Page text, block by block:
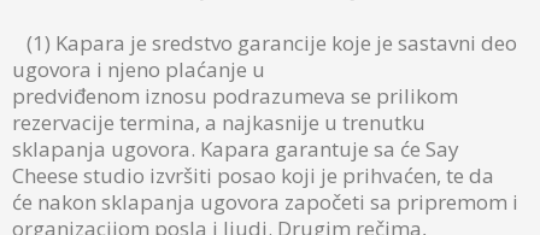
(1) Kapara je sredstvo garancije koje je sastavni deo
ugovora i njeno plaćanje u
predviđenom iznosu podrazumeva se prilikom
rezervacije termina, a najkasnije u trenutku
sklapanja ugovora. Kapara garantuje sa će Say
Cheese studio izvršiti posao koji je prihvaćen, te da
će nakon sklapanja ugovora započeti sa pripremom i
organizacijom posla i ljudi. Drugim rečima,